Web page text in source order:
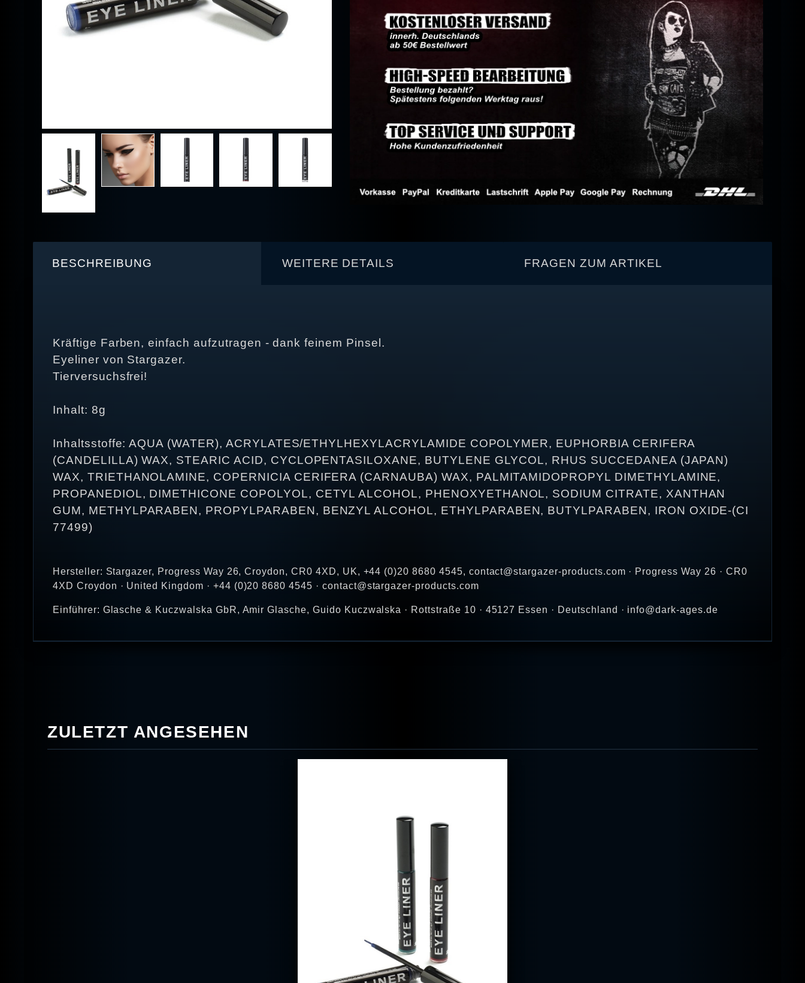
BESCHREIBUNG WEITERE DETAILS FRAGEN ZUM ARTIKEL
Kräftige Farben, einfach aufzutragen - dank feinem Pinsel.
Eyeliner von Stargazer.
Tierversuchsfrei!
Inhalt: 8g
Inhaltsstoffe: AQUA (WATER), ACRYLATES/ETHYLHEXYLACRYLAMIDE COPOLYMER, EUPHORBIA CERIFERA
(CANDELILLA) WAX, STEARIC ACID, CYCLOPENTASILOXANE, BUTYLENE GLYCOL, RHUS SUCCEDANEA (JAPAN)
WAX, TRIETHANOLAMINE, COPERNICIA CERIFERA (CARNAUBA) WAX, PALMITAMIDOPROPYL DIMETHYLAMINE,
PROPANEDIOL, DIMETHICONE COPOLYOL, CETYL ALCOHOL, PHENOXYETHANOL, SODIUM CITRATE, XANTHAN
GUM, METHYLPARABEN, PROPYLPARABEN, BENZYL ALCOHOL, ETHYLPARABEN, BUTYLPARABEN, IRON OXIDE-(CI
77499)
Hersteller: Stargazer, Progress Way 26, Croydon, CR0 4XD, UK, +44 (0)20 8680 4545, contact@stargazer-products.com · Progress Way 26 · CR0
4XD Croydon · United Kingdom · +44 (0)20 8680 4545 · contact@stargazer-products.com
Einführer: Glasche & Kuczwalska GbR, Amir Glasche, Guido Kuczwalska · Rottstraße 10 · 45127 Essen · Deutschland · info@dark-ages.de
ZULETZT ANGESEHEN